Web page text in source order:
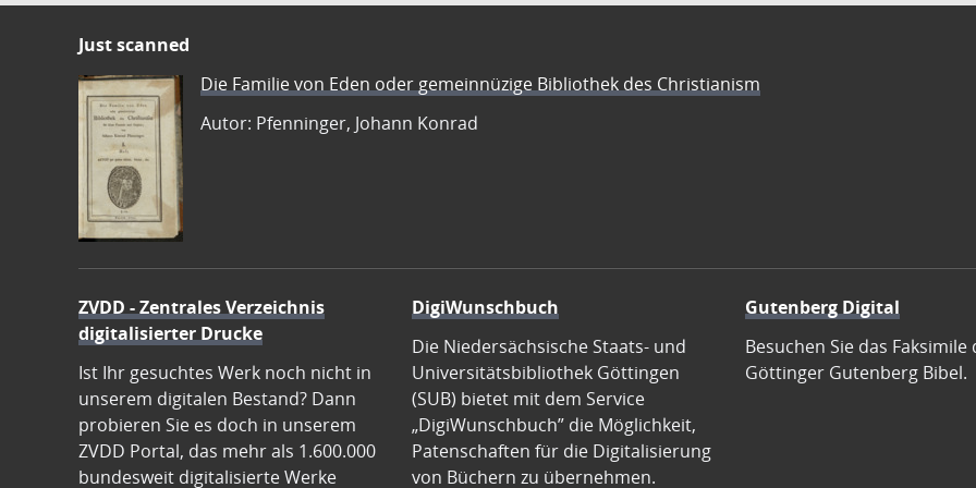
Just scanned
Die Familie von Eden oder gemeinnüzige Bibliothek des Christianism
Autor: Pfenninger, Johann Konrad
ZVDD - Zentrales Verzeichnis
digitalisierter Drucke
Ist Ihr gesuchtes Werk noch nicht in
unserem digitalen Bestand? Dann
probieren Sie es doch in unserem
ZVDD Portal, das mehr als 1.600.000
bundesweit digitalisierte Werke
DigiWunschbuch
Die Niedersächsische Staats- und
Universitätsbibliothek Göttingen
(SUB) bietet mit dem Service
„DigiWunschbuch” die Möglichkeit,
Patenschaften für die Digitalisierung
von Büchern zu übernehmen.
Gutenberg Digital
Besuchen Sie das Faksimile
Göttinger Gutenberg Bibel.